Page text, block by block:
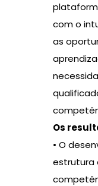
com o
as
Os
• O
estrutura